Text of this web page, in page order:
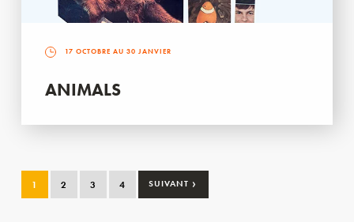
17 OCTOBRE AU 30 JANVIER
ANIMALS
1 2 3 4 SUIVANT ›